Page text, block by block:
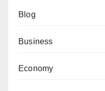
Blog
Business
Economy